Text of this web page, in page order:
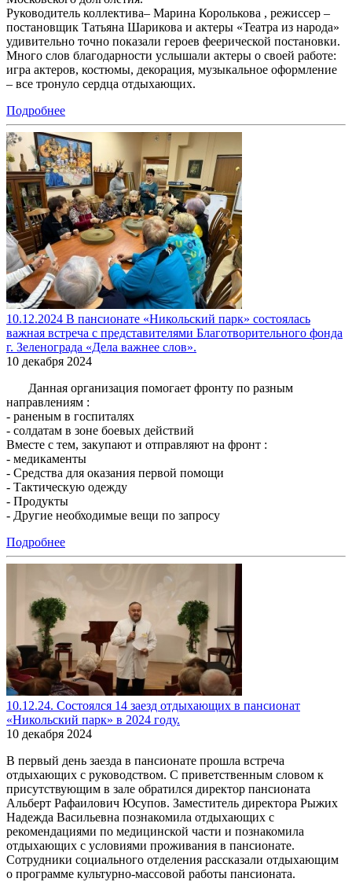
Руководитель коллектива– Марина Королькова , режиссер –
постановщик Татьяна Шарикова и актеры «Театра из народа»
удивительно точно показали героев феерической постановки.
Много слов благодарности услышали актеры о своей работе:
игра актеров, костюмы, декорация, музыкальное оформление
– все тронуло сердца отдыхающих.
Подробнее
10.12.2024 В пансионате «Никольский парк» состоялась
важная встреча с представителями Благотворительного фонда
г. Зеленограда «Дела важнее слов».
10 декабря 2024
Данная организация помогает фронту по разным
направлениям :
- раненым в госпиталях
- солдатам в зоне боевых действий
Вместе с тем, закупают и отправляют на фронт :
- медикаменты
- Средства для оказания первой помощи
- Тактическую одежду
- Продукты
- Другие необходимые вещи по запросу
Подробнее
10.12.24. Состоялся 14 заезд отдыхающих в пансионат
«Никольский парк» в 2024 году.
10 декабря 2024
В первый день заезда в пансионате прошла встреча
отдыхающих с руководством. С приветственным словом к
присутствующим в зале обратился директор пансионата
Альберт Рафаилович Юсупов. Заместитель директора Рыжих
Надежда Васильевна познакомила отдыхающих с
рекомендациями по медицинской части и познакомила
отдыхающих с условиями проживания в пансионате.
Сотрудники социального отделения рассказали отдыхающим
о программе культурно-массовой работы пансионата.